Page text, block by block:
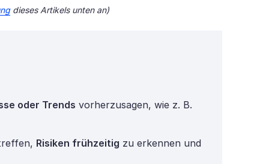
dieses Artikels unten an)
oder Trends vorherzusagen, wie z. B.
Risiken frühzeitig zu erkennen und